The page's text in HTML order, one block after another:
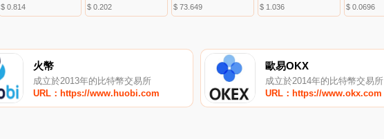
$ 0.814 $ 0.202 $ 73.649 $ 1.036 $ 0.0696
火幣
成立於2013年的比特幣交易所
URL：https://www.huobi.com
歐易OKX
成立於2014年的比特幣交易所
URL：https://www.okx.com